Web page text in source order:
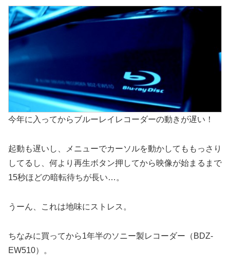
今年に入ってからブルーレイレコーダーの動きが遅い！
起動も遅いし、メニューでカーソルを動かしてももっさり
してるし、何より再生ボタン押してから映像が始まるまで
15秒ほどの暗転待ちが長い…。
うーん、これは地味にストレス。
ちなみに買ってから1年半のソニー製レコーダー（BDZ-
EW510）。